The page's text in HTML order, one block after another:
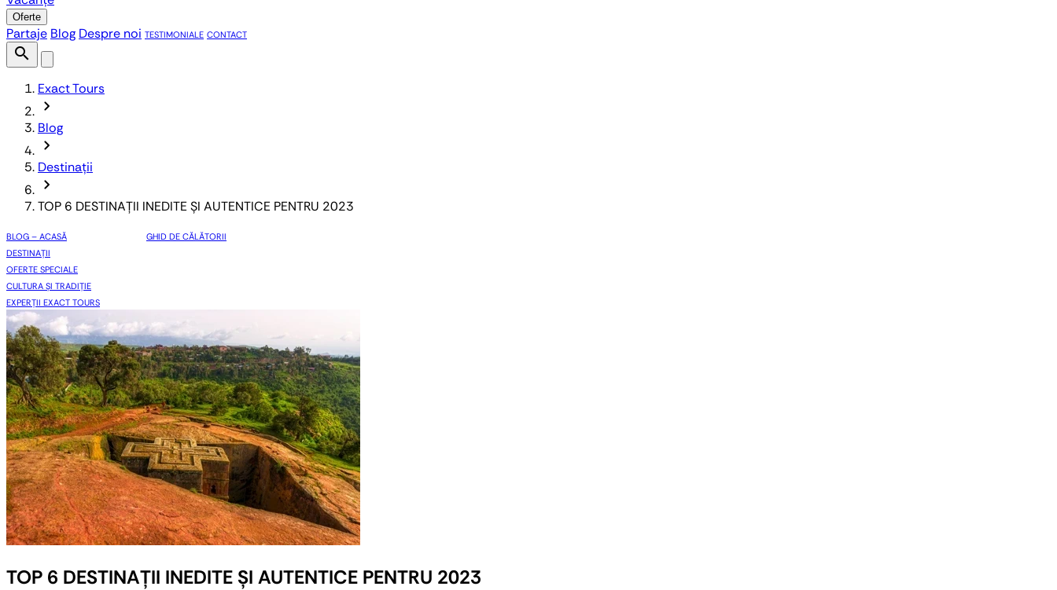
Oferte
Partaje Blog Despre noi TESTIMONIALE CONTACT
search
Exact Tours
chevron_forward
Blog
chevron_forward
Destinații
chevron_forward
TOP 6 DESTINAȚII INEDITE ȘI AUTENTICE PENTRU 2023
BLOG – ACASĂ
GHID DE CĂLĂTORII
DESTINAȚII
OFERTE SPECIALE
CULTURA ȘI TRADIȚIE
EXPERȚII EXACT TOURS
TOP 6 DESTINAȚII INEDITE ȘI AUTENTICE PENTRU 2023